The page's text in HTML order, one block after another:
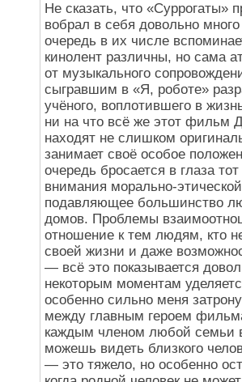
Не сказать, что
вобрал в себя довольно
очередь в их числе
кинолент различны, но сама
от музыкального
сыгравшим в «Я, роботе»
учёного, воплотившего в
ни на что всё же этот фильм
находят не слишком
занимает своё особое
очередь бросается в глаза
внимания морально-
подавляющее большинство
домов. Проблемы
отношение к тем людям, кто
своей жизни и даже
— всё это показывается
некоторым моментам
особенно сильно меня
между главным героем
каждым членом любой семьи
можешь видеть близкого
— это тяжело, но особенно